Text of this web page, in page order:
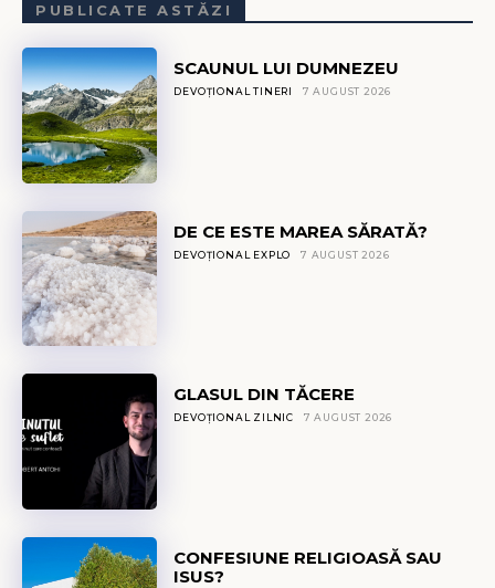
PUBLICATE ASTĂZI
SCAUNUL LUI DUMNEZEU
DEVOȚIONAL TINERI 7 AUGUST 2026
DE CE ESTE MAREA SĂRATĂ?
DEVOȚIONAL EXPLO 7 AUGUST 2026
GLASUL DIN TĂCERE
DEVOȚIONAL ZILNIC 7 AUGUST 2026
CONFESIUNE RELIGIOASĂ SAU
ISUS?